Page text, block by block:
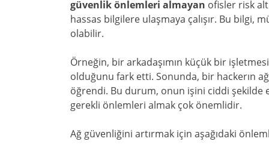
güvenlik önlemleri almayan ofisler risk
hassas bilgilere ulaşmaya çalışır. Bu bilgi,
olabilir.
Örneğin, bir arkadaşımın küçük bir
olduğunu fark etti. Sonunda, bir hackerın
öğrendi. Bu durum, onun işini ciddi şekilde
gerekli önlemleri almak çok önemlidir.
Ağ güvenliğini artırmak için aşağıdaki